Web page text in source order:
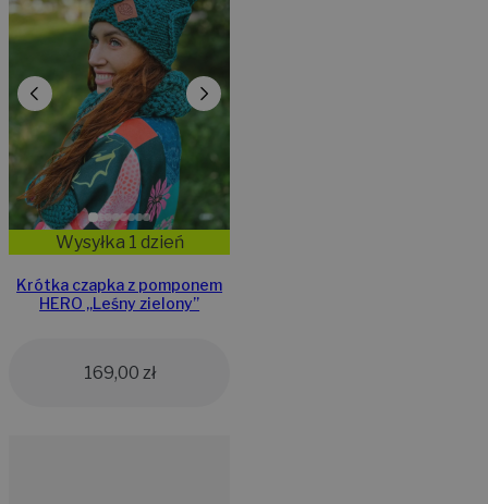
Wysyłka 1 dzień
Krótka czapka z pomponem
HERO ,,Leśny zielony”
169,00 zł